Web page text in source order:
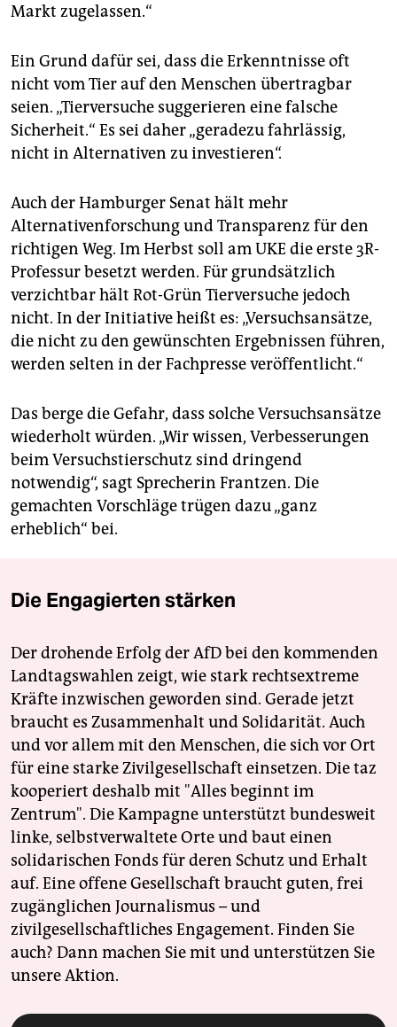
Markt zugelassen.“
Ein Grund dafür sei, dass die Erkenntnisse oft
nicht vom Tier auf den Menschen übertragbar
seien. „Tierversuche suggerieren eine falsche
Sicherheit.“ Es sei daher „geradezu fahrlässig,
nicht in Alternativen zu investieren“.
Auch der Hamburger Senat hält mehr
Alternativenforschung und Transparenz für den
richtigen Weg. Im Herbst soll am UKE die erste 3R-
Professur besetzt werden. Für grundsätzlich
verzichtbar hält Rot-Grün Tierversuche jedoch
nicht. In der Initiative heißt es: „Versuchsansätze,
die nicht zu den gewünschten Ergebnissen führen,
werden selten in der Fachpresse veröffentlicht.“
Das berge die Gefahr, dass solche Versuchsansätze
wiederholt würden. „Wir wissen, Verbesserungen
beim Versuchstierschutz sind dringend
notwendig“, sagt Sprecherin Frantzen. Die
gemachten Vorschläge trügen dazu „ganz
erheblich“ bei.
Die Engagierten stärken
Der drohende Erfolg der AfD bei den kommenden
Landtagswahlen zeigt, wie stark rechtsextreme
Kräfte inzwischen geworden sind. Gerade jetzt
braucht es Zusammenhalt und Solidarität. Auch
und vor allem mit den Menschen, die sich vor Ort
für eine starke Zivilgesellschaft einsetzen. Die taz
kooperiert deshalb mit "Alles beginnt im
Zentrum". Die Kampagne unterstützt bundesweit
linke, selbstverwaltete Orte und baut einen
solidarischen Fonds für deren Schutz und Erhalt
auf. Eine offene Gesellschaft braucht guten, frei
zugänglichen Journalismus – und
zivilgesellschaftliches Engagement. Finden Sie
auch? Dann machen Sie mit und unterstützen Sie
unsere Aktion.